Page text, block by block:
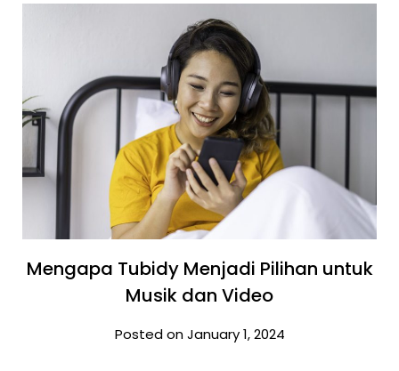
Mengapa Tubidy Menjadi Pilihan untuk
Musik dan Video
Posted on January 1, 2024